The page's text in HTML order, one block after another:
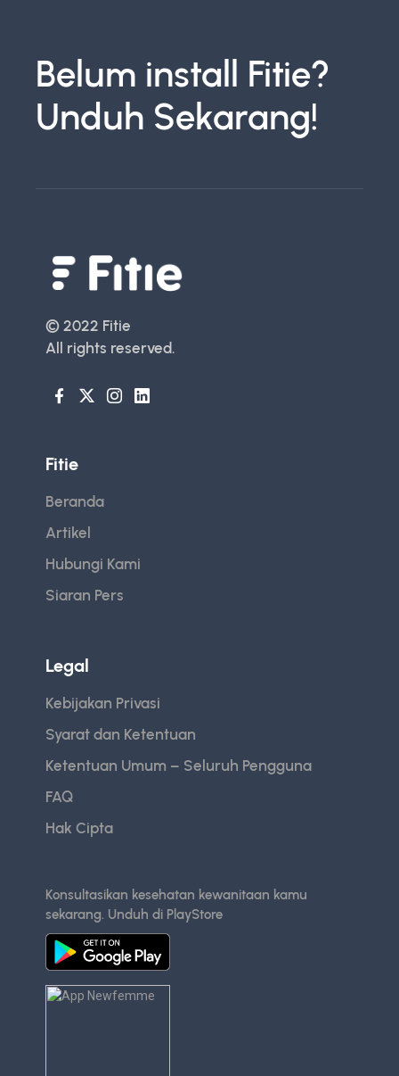
Belum install Fitie?
Unduh Sekarang!
© 2022 Fitie
All rights reserved.
Fitie
Beranda
Artikel
Hubungi Kami
Siaran Pers
Legal
Kebijakan Privasi
Syarat dan Ketentuan
Ketentuan Umum – Seluruh Pengguna
FAQ
Hak Cipta
Konsultasikan kesehatan kewanitaan kamu
sekarang. Unduh di PlayStore